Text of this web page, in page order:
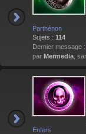
Parthénon
Sujets : 114
Dernier message :
par Mermedia ,
Enfers